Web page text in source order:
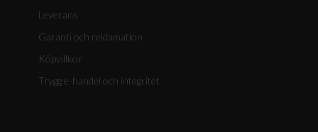
Leverans
Garanti och reklamation
Köpvillkor
Trygg e-handel och integritet